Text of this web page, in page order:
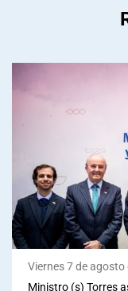
Viernes 7 de agosto
Ministro (s) Torres